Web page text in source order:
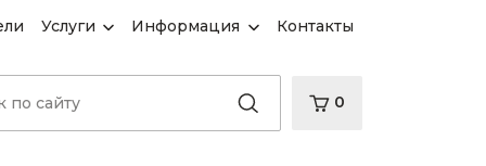
Услуги Информация Контакты
0